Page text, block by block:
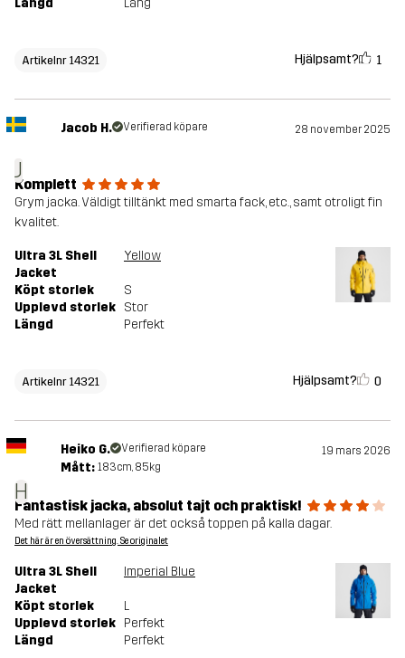
Längd
Lång
Artikelnr 14321 Hjälpsamt? 1
J
Jacob H. Verifierad köpare 28 november 2025
Komplett
Grym jacka. Väldigt tilltänkt med smarta fack, etc., samt otroligt fin
kvalitet.
Ultra 3L Shell
Jacket
Yellow
Köpt storlek
S
Upplevd storlek Stor
Längd
Perfekt
Artikelnr 14321 Hjälpsamt? 0
H
Heiko G. Verifierad köpare 19 mars 2026
Mått: 183cm, 85kg
Fantastisk jacka, absolut tajt och praktisk!
Med rätt mellanlager är det också toppen på kalla dagar.
Det här är en översättning. Se originalet
Ultra 3L Shell
Jacket
Imperial Blue
Köpt storlek
L
Upplevd storlek Perfekt
Längd
Perfekt